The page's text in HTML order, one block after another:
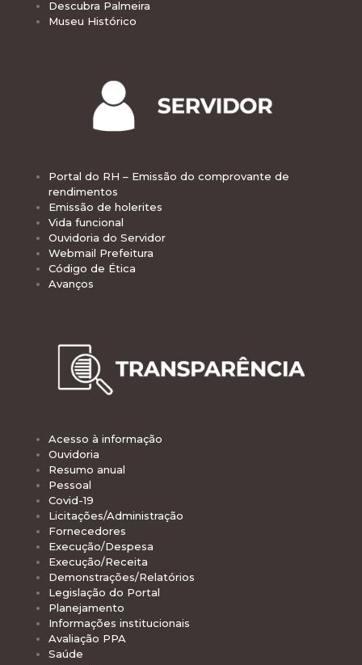
Descubra Palmeira
Museu Histórico
Portal do RH – Emissão do comprovante de
rendimentos
Emissão de holerites
Vida funcional
Ouvidoria do Servidor
Webmail Prefeitura
Código de Ética
Avanços
Acesso à informação
Ouvidoria
Resumo anual
Pessoal
Covid-19
Licitações/Administração
Fornecedores
Execução/Despesa
Execução/Receita
Demonstrações/Relatórios
Legislação do Portal
Planejamento
Informações institucionais
Avaliação PPA
Saúde